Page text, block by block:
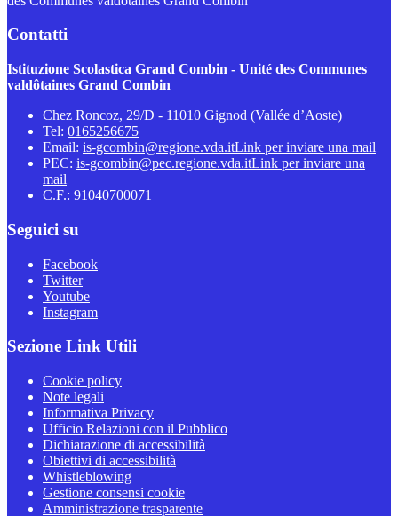
Contatti
Istituzione Scolastica Grand Combin - Unité des Communes
valdôtaines Grand Combin
Chez Roncoz, 29/D - 11010 Gignod (Vallée d’Aoste)
Tel: 0165256675
Email: is-gcombin@regione.vda.itLink per inviare una mail
PEC: is-gcombin@pec.regione.vda.itLink per inviare una
mail
C.F.: 91040700071
Seguici su
Facebook
Twitter
Youtube
Instagram
Sezione Link Utili
Cookie policy
Note legali
Informativa Privacy
Ufficio Relazioni con il Pubblico
Dichiarazione di accessibilità
Obiettivi di accessibilità
Whistleblowing
Gestione consensi cookie
Amministrazione trasparente